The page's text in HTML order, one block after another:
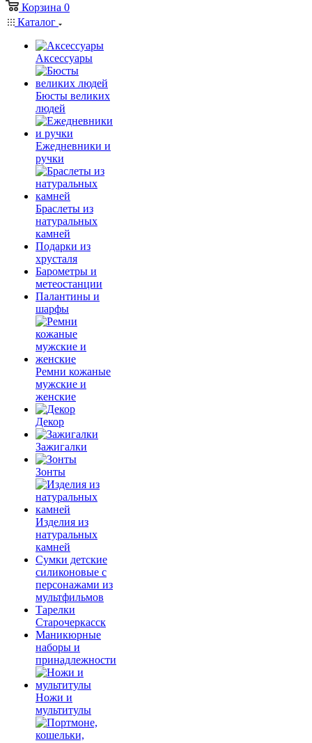
Корзина 0
Каталог
Аксессуары
Бюсты великих
людей
Ежедневники и
ручки
Браслеты из
натуральных
камней
Подарки из
хрусталя
Барометры и
метеостанции
Палантины и
шарфы
Ремни кожаные
мужские и
женские
Декор
Зажигалки
Зонты
Изделия из
натуральных
камней
Сумки детские
силиконовые с
персонажами из
мультфильмов
Тарелки
Старочеркасск
Маникюрные
наборы и
принадлежности
Ножи и
мультитулы